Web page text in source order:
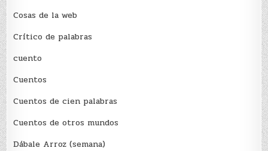
Cosas de la web
Crítico de palabras
cuento
Cuentos
Cuentos de cien palabras
Cuentos de otros mundos
Dábale Arroz (semana)